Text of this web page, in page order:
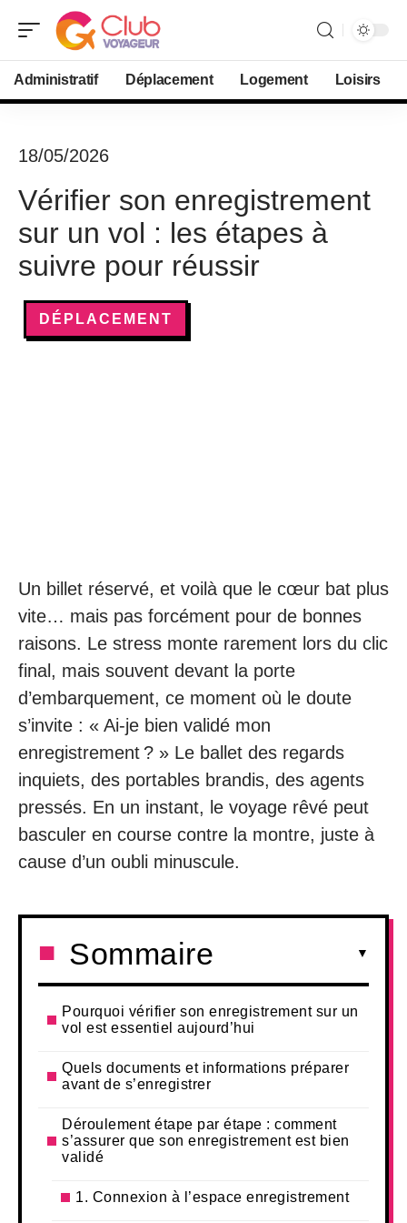
Administratif Déplacement Logement Loisirs
18/05/2026
Vérifier son enregistrement
sur un vol : les étapes à
suivre pour réussir
DÉPLACEMENT
Un billet réservé, et voilà que le cœur bat plus
vite… mais pas forcément pour de bonnes
raisons. Le stress monte rarement lors du clic
final, mais souvent devant la porte
d’embarquement, ce moment où le doute
s’invite : « Ai-je bien validé mon
enregistrement ? » Le ballet des regards
inquiets, des portables brandis, des agents
pressés. En un instant, le voyage rêvé peut
basculer en course contre la montre, juste à
cause d’un oubli minuscule.
Sommaire
Pourquoi vérifier son enregistrement sur un
vol est essentiel aujourd’hui
Quels documents et informations préparer
avant de s’enregistrer
Déroulement étape par étape : comment
s’assurer que son enregistrement est bien
validé
1. Connexion à l’espace enregistrement